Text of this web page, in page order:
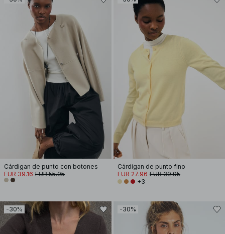
Cárdigan de punto con botones
EUR 39.16 EUR 55.95
Cárdigan de punto fino
EUR 27.96 EUR 39.95
+3
-30% -30%